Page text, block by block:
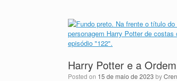
Harry Potter e a
Posted on 15 de maio de 2023 by